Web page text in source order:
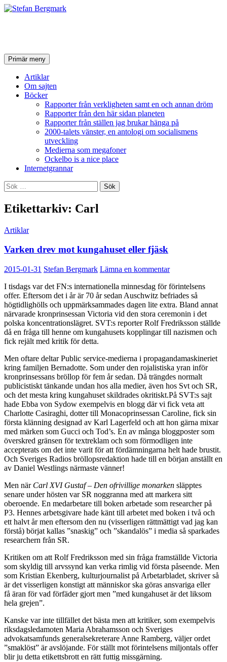
SökPrimär meny Hoppa
till
innehåll
Artiklar
Om sajten
Böcker
Rapporter från verkligheten samt en och annan dröm
Rapporter från den här sidan planeten
Rapporter från ställen jag brukar hänga på
2000-talets vänster, en antologi om socialismens
utveckling
Medierna som megafoner
Ockelbo is a nice place
Internetgrannar
Sök
efter:
Etikettarkiv: Carl
Artiklar
Varken drev mot kungahuset eller fjäsk
2015-01-31 Stefan Bergmark Lämna en kommentar
I tisdags var det FN:s internationella minnesdag för förintelsens
offer. Eftersom det i år är 70 år sedan Auschwitz befriades så
högtidlighölls och uppmärksammades dagen lite extra. Bland annat
närvarade kronprinsessan Victoria vid den stora ceremonin i det
polska koncentrationslägret. SVT:s reporter Rolf Fredriksson ställde
då en fråga till henne om kungahusets kopplingar till nazismen och
fick rejält med kritik för detta.
Men oftare deltar Public service-medierna i propagandamaskineriet
kring familjen Bernadotte. Som under den rojalistiska yran inför
kronprinsessans bröllop för fem år sedan. Då trängdes normalt
publicistiskt tänkande undan hos alla medier, även hos Svt och SR,
och det mesta kring kungahuset skildrades okritiskt.På SVT:s sajt
hade Ebba von Sydow exempelvis en blogg där vi fick veta att
Charlotte Casiraghi, dotter till Monacoprinsessan Caroline, fick sin
första klänning designad av Karl Lagerfeld och att hon gärna mixar
med märken som Gucci och Tod’s. En av många bloggposter som
överskred gränsen för textreklam och som förmodligen inte
accepterats om det inte varit för att fördämningarna helt hade brustit.
Och Sveriges Radios bröllopsredaktion hade till en början anställt en
av Daniel Westlings närmaste vänner!
Men när Carl XVI Gustaf – Den ofrivillige monarken släpptes
senare under hösten var SR noggranna med att markera sitt
oberoende. En medarbetare till boken arbetade som researcher på
P3. Hennes arbetsgivare hade känt till arbetet med boken i två och
ett halvt år men eftersom den nu (visserligen rättmättigt vad jag kan
förstå) börjat kallas ”snaskig” och ”skandalös” i media så sparkades
researchern från SR.
Kritiken om att Rolf Fredriksson med sin fråga framställde Victoria
som skyldig till arvssynd kan verka rimlig vid första påseende. Men
som Kristian Ekenberg, kulturjournalist på Arbetarbladet, skriver så
är det visserligen konstigt att människor ska göras ansvariga eller
få äran för vad förfäder gjort men ”med kungahuset är det liksom
hela grejen”.
Kanske var inte tillfället det bästa men att kritiker, som exempelvis
riksdagsledamoten Maria Abrahamsson och Sveriges
advokatsamfunds generalsekreterare Anne Ramberg, väljer ordet
”smaklöst” är avslöjande. För ställt mot förintelsens miljontals offer
blir ju detta etikettsbrott en rätt futtig missgärning.